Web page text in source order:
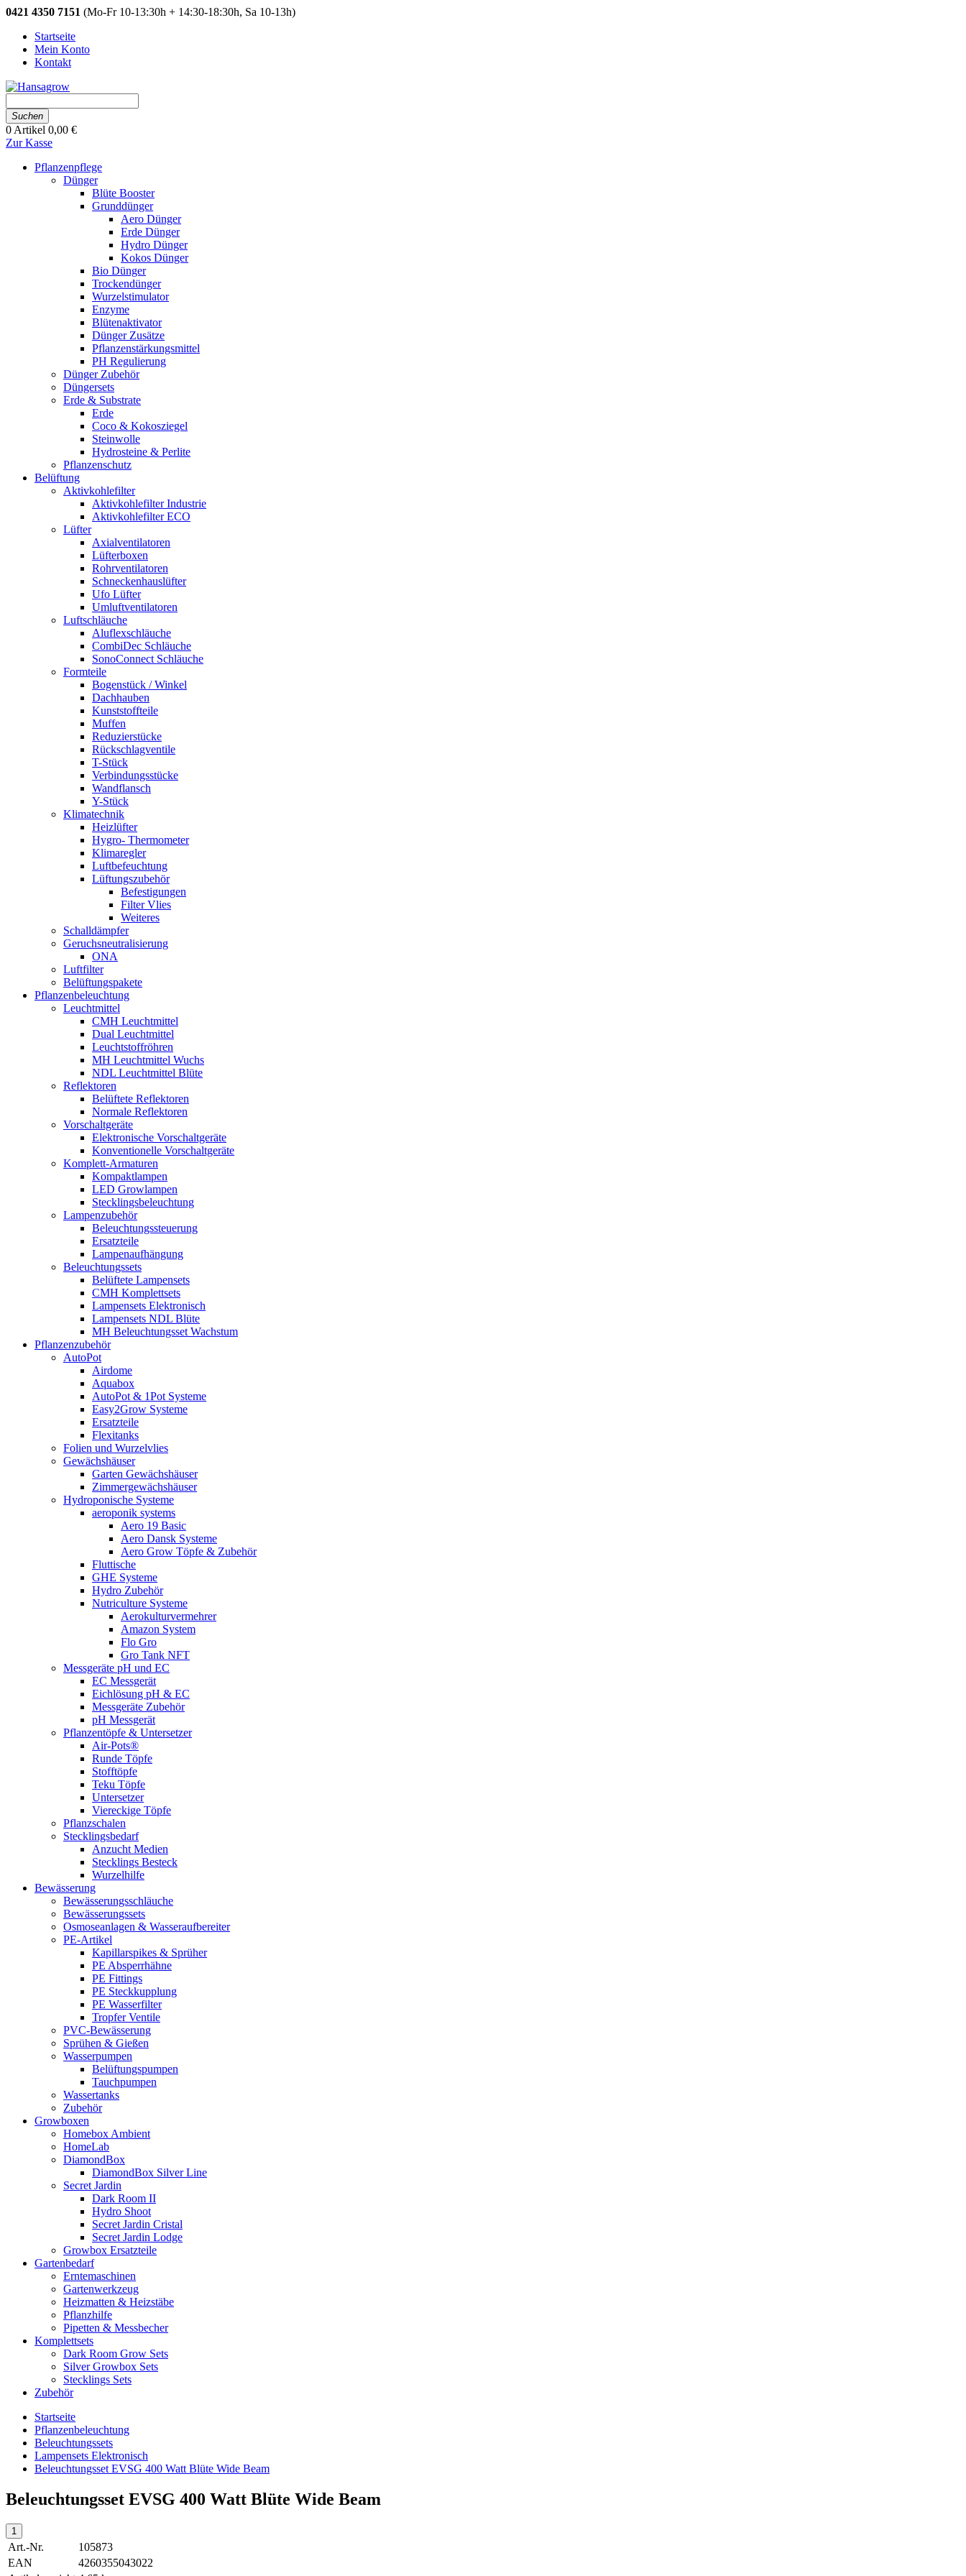
0421 4350 7151 (Mo-Fr 10-13:30h + 14:30-18:30h, Sa 10-13h)
Startseite
Mein Konto
Kontakt
Suchen
0 Artikel 0,00 €
Zur Kasse
Pflanzenpflege
Dünger
Blüte Booster
Grunddünger
Aero Dünger
Erde Dünger
Hydro Dünger
Kokos Dünger
Bio Dünger
Trockendünger
Wurzelstimulator
Enzyme
Blütenaktivator
Dünger Zusätze
Pflanzenstärkungsmittel
PH Regulierung
Dünger Zubehör
Düngersets
Erde & Substrate
Erde
Coco & Kokosziegel
Steinwolle
Hydrosteine & Perlite
Pflanzenschutz
Belüftung
Aktivkohlefilter
Aktivkohlefilter Industrie
Aktivkohlefilter ECO
Lüfter
Axialventilatoren
Lüfterboxen
Rohrventilatoren
Schneckenhauslüfter
Ufo Lüfter
Umluftventilatoren
Luftschläuche
Aluflexschläuche
CombiDec Schläuche
SonoConnect Schläuche
Formteile
Bogenstück / Winkel
Dachhauben
Kunststoffteile
Muffen
Reduzierstücke
Rückschlagventile
T-Stück
Verbindungsstücke
Wandflansch
Y-Stück
Klimatechnik
Heizlüfter
Hygro- Thermometer
Klimaregler
Luftbefeuchtung
Lüftungszubehör
Befestigungen
Filter Vlies
Weiteres
Schalldämpfer
Geruchsneutralisierung
ONA
Luftfilter
Belüftungspakete
Pflanzenbeleuchtung
Leuchtmittel
CMH Leuchtmittel
Dual Leuchtmittel
Leuchtstoffröhren
MH Leuchtmittel Wuchs
NDL Leuchtmittel Blüte
Reflektoren
Belüftete Reflektoren
Normale Reflektoren
Vorschaltgeräte
Elektronische Vorschaltgeräte
Konventionelle Vorschaltgeräte
Komplett-Armaturen
Kompaktlampen
LED Growlampen
Stecklingsbeleuchtung
Lampenzubehör
Beleuchtungssteuerung
Ersatzteile
Lampenaufhängung
Beleuchtungssets
Belüftete Lampensets
CMH Komplettsets
Lampensets Elektronisch
Lampensets NDL Blüte
MH Beleuchtungsset Wachstum
Pflanzenzubehör
AutoPot
Airdome
Aquabox
AutoPot & 1Pot Systeme
Easy2Grow Systeme
Ersatzteile
Flexitanks
Folien und Wurzelvlies
Gewächshäuser
Garten Gewächshäuser
Zimmergewächshäuser
Hydroponische Systeme
aeroponik systems
Aero 19 Basic
Aero Dansk Systeme
Aero Grow Töpfe & Zubehör
Fluttische
GHE Systeme
Hydro Zubehör
Nutriculture Systeme
Aerokulturvermehrer
Amazon System
Flo Gro
Gro Tank NFT
Messgeräte pH und EC
EC Messgerät
Eichlösung pH & EC
Messgeräte Zubehör
pH Messgerät
Pflanzentöpfe & Untersetzer
Air-Pots®
Runde Töpfe
Stofftöpfe
Teku Töpfe
Untersetzer
Viereckige Töpfe
Pflanzschalen
Stecklingsbedarf
Anzucht Medien
Stecklings Besteck
Wurzelhilfe
Bewässerung
Bewässerungsschläuche
Bewässerungssets
Osmoseanlagen & Wasseraufbereiter
PE-Artikel
Kapillarspikes & Sprüher
PE Absperrhähne
PE Fittings
PE Steckkupplung
PE Wasserfilter
Tropfer Ventile
PVC-Bewässerung
Sprühen & Gießen
Wasserpumpen
Belüftungspumpen
Tauchpumpen
Wassertanks
Zubehör
Growboxen
Homebox Ambient
HomeLab
DiamondBox
DiamondBox Silver Line
Secret Jardin
Dark Room II
Hydro Shoot
Secret Jardin Cristal
Secret Jardin Lodge
Growbox Ersatzteile
Gartenbedarf
Erntemaschinen
Gartenwerkzeug
Heizmatten & Heizstäbe
Pflanzhilfe
Pipetten & Messbecher
Komplettsets
Dark Room Grow Sets
Silver Growbox Sets
Stecklings Sets
Zubehör
Startseite
Pflanzenbeleuchtung
Beleuchtungssets
Lampensets Elektronisch
Beleuchtungsset EVSG 400 Watt Blüte Wide Beam
Beleuchtungsset EVSG 400 Watt Blüte Wide Beam
Art.-Nr.
105873
EAN
4260355043022